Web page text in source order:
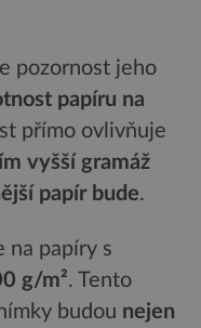
pozornost jeho
papíru na
přímo ovlivňuje
vyšší gramáž
papír bude.
na papíry s
g/m². Tento
budou nejen